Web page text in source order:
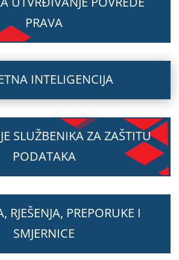
PRAVA
INTELIGENCIJA
SLUŽBENIKA ZA ZAŠTITU
PODATAKA
RJEŠENJA, PREPORUKE I
SMJERNICE